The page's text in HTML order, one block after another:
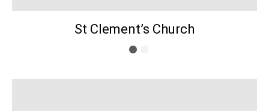
St Clement’s Church